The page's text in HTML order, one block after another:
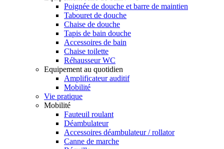
Poignée de douche et barre de maintien
Tabouret de douche
Chaise de douche
Tapis de bain douche
Accessoires de bain
Chaise toilette
Réhausseur WC
Equipement au quotidien
Amplificateur auditif
Mobilité
Vie pratique
Mobilité
Fauteuil roulant
Déambulateur
Accessoires déambulateur / rollator
Canne de marche